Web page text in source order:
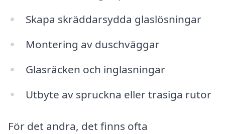
Skapa skräddarsydda glaslösningar
Montering av duschväggar
Glasräcken och inglasningar
Utbyte av spruckna eller trasiga rutor
För det andra, det finns ofta